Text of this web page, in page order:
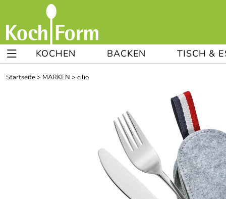
KOCHEN BACKEN TISCH &
Startseite> MARKEN > cilio